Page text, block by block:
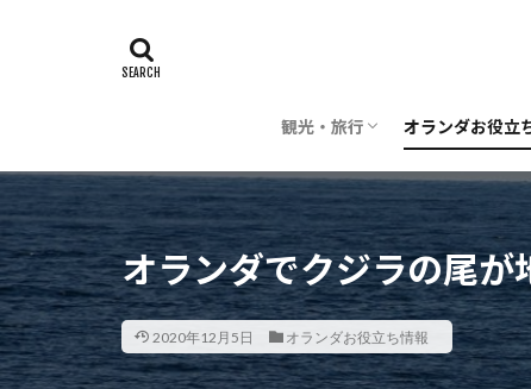
観光・旅行
時期・季節
旅行の計画
飛行機・航空会社
レストラン・料理
芸術
建築
世界遺産
お花
子供・子連れ
オランダお役立
オランダ雑学
オランダ語
お金
交通
日本でオランダ
オランダでクジラの尾が
2020年12月5日 オランダお役立ち情報